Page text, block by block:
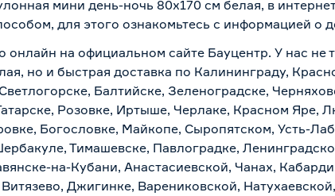
мини день-ночь 80х170 см белая, в
для этого ознакомьтесь с информацией о
онлайн на официальном сайте Бауцентр. У нас
но и быстрая доставка по Калининграду,
Балтийске, Зеленоградске,
Розовке, Иртыше, Черлаке, Красном Яре,
Богословке, Майкопе, Сыропятском, Усть-
Тимашевске, Павлоградке,
на-Кубани, Анастасиевской, Чанах,
Джигинке, Варениковской,